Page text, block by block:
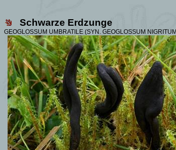
Schwarze Erdzunge
GEOGLOSSUM UMBRATILE (SYN. GEOGLOSSUM